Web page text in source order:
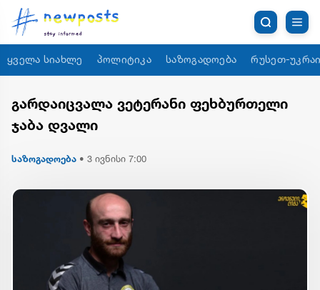
ყველა სიახლე პოლიტიკა საზოგადოება რუსეთ-
გარდაიცვალა ვეტერანი ფეხბურთელი
ჯაბა დვალი
საზოგადოება • 3 ივნისი 7:00